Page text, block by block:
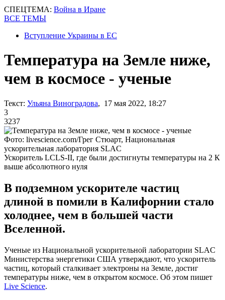
СПЕЦТЕМА: Война в Иране
ВСЕ ТЕМЫ
Вступление Украины в ЕС
Температура на Земле ниже,
чем в космосе - ученые
Текст: Ульяна Виноградова, 17 мая 2022, 18:27
3
3237
Фото: livescience.com/Грег Стюарт, Национальная
ускорительная лаборатория SLAC
Ускоритель LCLS-II, где были достигнуты температуры на 2 К
выше абсолютного нуля
В подземном ускорителе частиц
длиной в помили в Калифорнии стало
холоднее, чем в большей части
Вселенной.
Ученые из Национальной ускорительной лаборатории SLAC
Министерства энергетики США утверждают, что ускоритель
частиц, который сталкивает электроны на Земле, достиг
температуры ниже, чем в открытом космосе. Об этом пишет
Live Science.